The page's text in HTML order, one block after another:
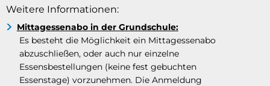
Weitere Informationen:
Mittagessenabo in der Grundschule:
Es besteht die Möglichkeit ein Mittagessenabo
abzuschließen, oder auch nur einzelne
Essensbestellungen (keine fest gebuchten
Essenstage) vorzunehmen. Die Anmeldung